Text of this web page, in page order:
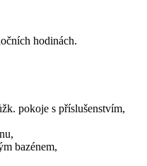
hodinách.
pokoje s příslušenstvím,
bazénem,